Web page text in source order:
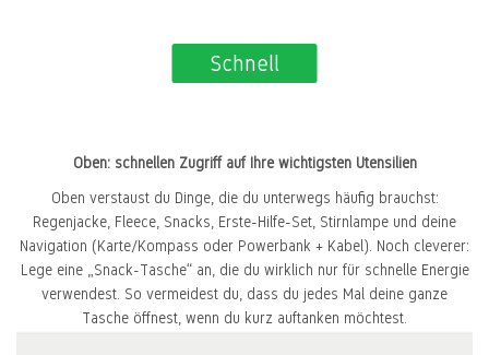
Schnell
Oben: schnellen Zugriff auf Ihre wichtigsten Utensilien
Oben verstaust du Dinge, die du unterwegs häufig brauchst:
Regenjacke, Fleece, Snacks, Erste-Hilfe-Set, Stirnlampe und deine
Navigation (Karte/Kompass oder Powerbank + Kabel). Noch cleverer:
Lege eine „Snack-Tasche“ an, die du wirklich nur für schnelle Energie
verwendest. So vermeidest du, dass du jedes Mal deine ganze
Tasche öffnest, wenn du kurz auftanken möchtest.